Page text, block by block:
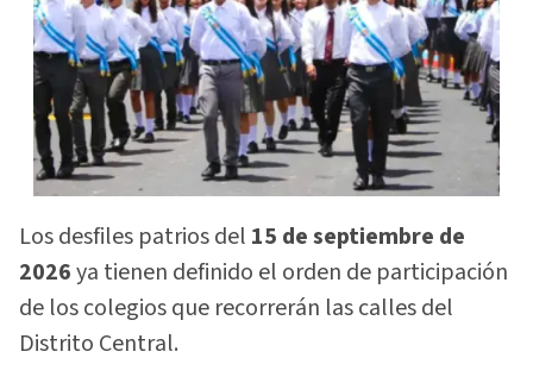
Los desfiles patrios del 15 de septiembre de
2026ya tienen definido el orden de participación
de los colegios que recorrerán las calles del
Distrito Central.